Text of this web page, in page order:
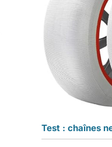
Test : chaînes